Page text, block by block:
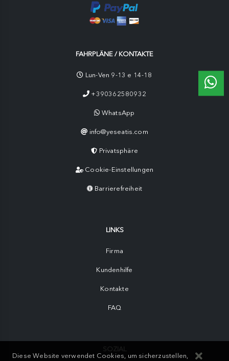
FAHRPLÄNE / KONTAKTE
Lun-Ven 9-13 e 14-18
+390362580932
WhatsApp
info@yeseatis.com
Privatsphäre
Cookie-Einstellungen
Barrierefreiheit
LINKS
Firma
Kundenhilfe
Kontakte
FAQ
Diese Website verwendet Cookies, um sicherzustellen,